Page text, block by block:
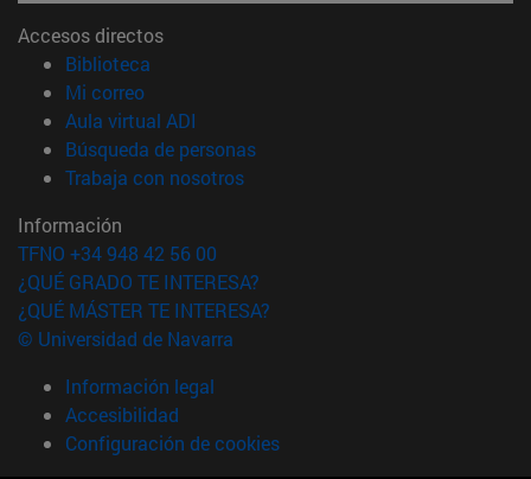
Accesos directos
Biblioteca
Mi correo(abre en nueva ventana)
Aula virtual ADI
Búsqueda de personas(abre en nueva ventana)
Trabaja con nosotros(abre en nueva ventana)
Información
TFNO +34 948 42 56 00
¿QUÉ GRADO TE INTERESA?
¿QUÉ MÁSTER TE INTERESA?
© Universidad de Navarra
Información legal
Accesibilidad
Configuración de cookies